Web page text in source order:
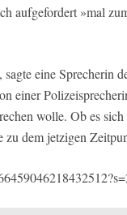
aufgefordert »mal
eine Sprecherin
einer
wolle. Ob es
zu dem jetzigen